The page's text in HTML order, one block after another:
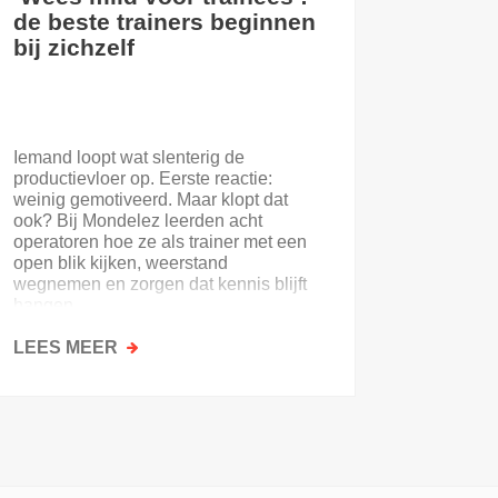
de beste trainers beginnen
bij zichzelf
Iemand loopt wat slenterig de
productievloer op. Eerste reactie:
weinig gemotiveerd. Maar klopt dat
ook? Bij Mondelez leerden acht
operatoren hoe ze als trainer met een
open blik kijken, weerstand
wegnemen en zorgen dat kennis blijft
hangen.
LEES MEER OVER